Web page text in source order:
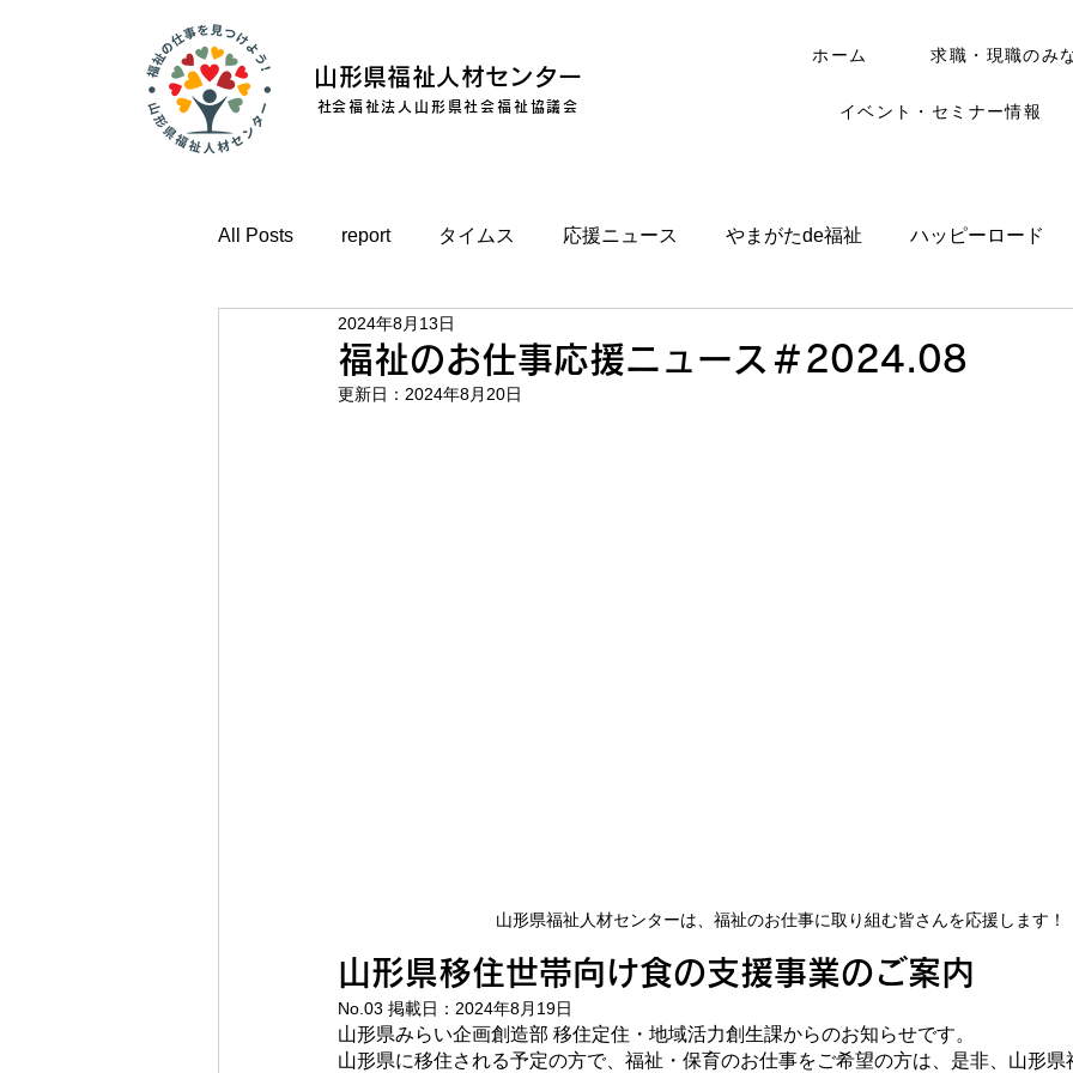
山形県福祉人材センター
​社会福祉法人山形県社会福祉協議会
ホーム 求職・現職のみ
イベント・セミナー情報
All Posts report タイムス 応援ニュース やまがたde福祉 ハッピーロード
福祉のお仕事応援ニュース＃2024.08
2024年8月13日
更新日： 2024年8月20日
山形県福祉人材センターは、福祉のお仕事に取り組む皆さんを応援します！
山形県移住世帯向け食の支援事業のご案内
No.03 掲載日：2024年8月19日
山形県みらい企画創造部 移住定住・地域活力創生課からのお知らせです。
山形県に移住される予定の方で、福祉・保育のお仕事をご希望の方は、是非、山形県